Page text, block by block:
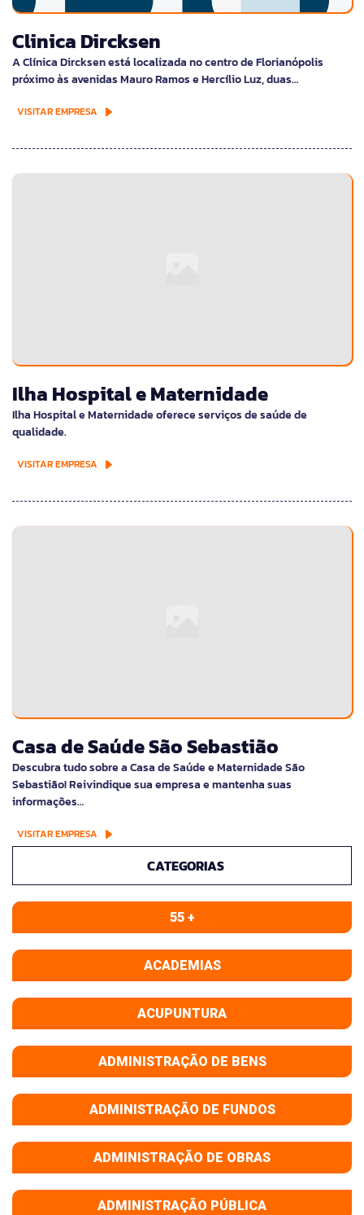
Clinica Dircksen
A Clínica Dircksen está localizada no centro de Florianópolis
próximo às avenidas Mauro Ramos e Hercílio Luz, duas…
VISITAR EMPRESA
Ilha Hospital e Maternidade
Ilha Hospital e Maternidade oferece serviços de saúde de
qualidade.
VISITAR EMPRESA
Casa de Saúde São Sebastião
Descubra tudo sobre a Casa de Saúde e Maternidade São
Sebastião! Reivindique sua empresa e mantenha suas
informações…
VISITAR EMPRESA
CATEGORIAS
55 +
ACADEMIAS
ACUPUNTURA
ADMINISTRAÇÃO DE BENS
ADMINISTRAÇÃO DE FUNDOS
ADMINISTRAÇÃO DE OBRAS
ADMINISTRAÇÃO PÚBLICA